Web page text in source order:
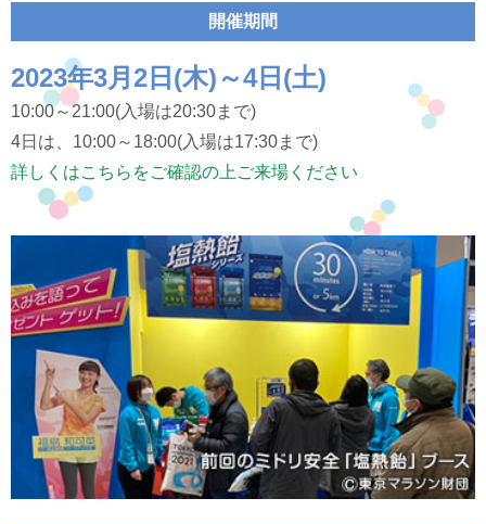
開催期間
2023年3月2日(木)～4日(土)
10:00～21:00(入場は20:30まで)
4日は、10:00～18:00(入場は17:30まで)
詳しくはこちらをご確認の上ご来場ください